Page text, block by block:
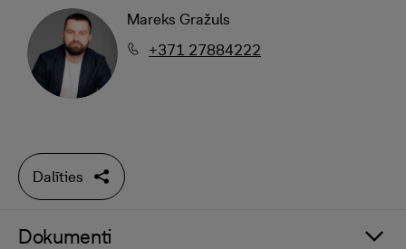
Mareks Gražuls
+371 27884222
Dalīties
Dokumenti